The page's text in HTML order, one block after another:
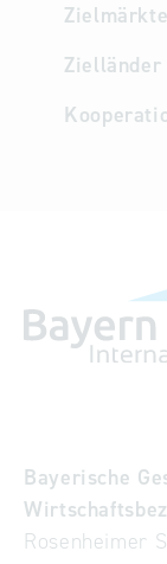
Zielmärkte
Zielländer
Bayerische
Rosenheimer